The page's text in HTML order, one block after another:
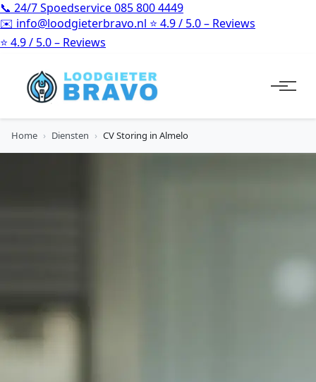
📞 24/7 Spoedservice085 800 4449
✉️ info@loodgieterbravo.nl ⭐ 4.9 / 5.0 – Reviews
⭐ 4.9 / 5.0 – Reviews
Home › Diensten › CV Storing in Almelo